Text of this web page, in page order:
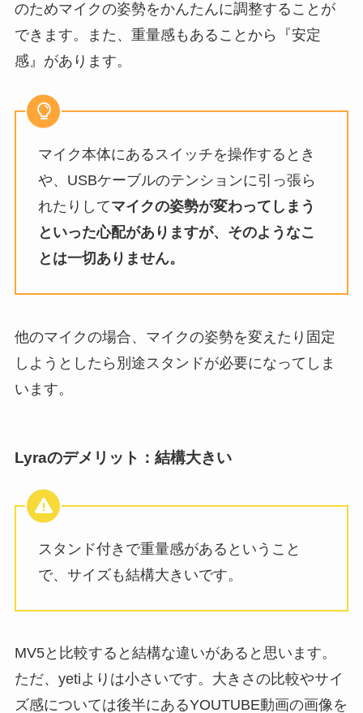
のためマイクの姿勢をかんたんに調整することが
できます。また、重量感もあることから『安定
感』があります。
マイク本体にあるスイッチを操作するとき
や、USBケーブルのテンションに引っ張ら
れたりしてマイクの姿勢が変わってしまう
といった心配がありますが、そのようなこ
とは一切ありません。
他のマイクの場合、マイクの姿勢を変えたり固定
しようとしたら別途スタンドが必要になってしま
います。
Lyraのデメリット：結構大きい
スタンド付きで重量感があるということ
で、サイズも結構大きいです。
MV5と比較すると結構な違いがあると思います。
ただ、yetiよりは小さいです。大きさの比較やサイ
ズ感については後半にあるYOUTUBE動画の画像を